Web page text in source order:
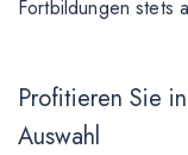
Fortbildungen stets
Profitieren Sie
Auswahl